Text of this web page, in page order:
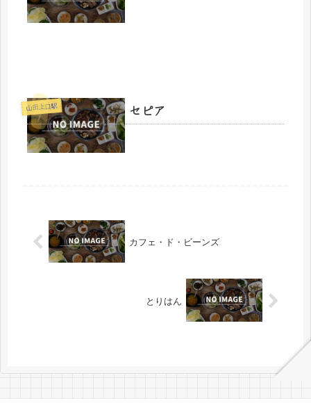
山田上口駅 セピア
カフェ・ド・ビーンズ
とりはん